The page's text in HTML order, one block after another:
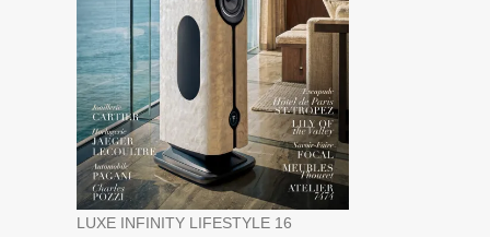
LUXE INFINITY LIFESTYLE 16